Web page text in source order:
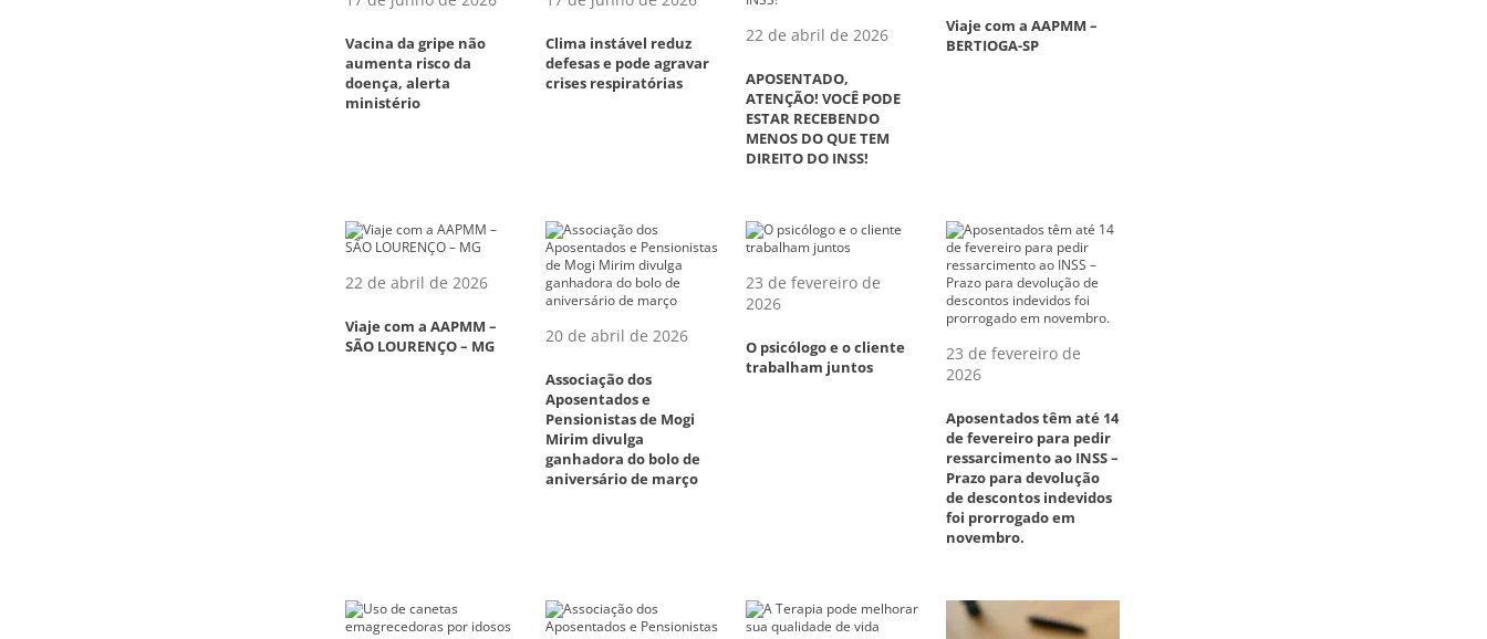
Vacina da gripe não
aumenta risco da
doença, alerta
ministério
Clima instável reduz
defesas e pode agravar
crises respiratórias
22 de abril de 2026
APOSENTADO,
ATENÇÃO! VOCÊ PODE
ESTAR RECEBENDO
MENOS DO QUE TEM
DIREITO DO INSS!
Viaje com a AAPMM –
BERTIOGA-SP
22 de abril de 2026
Viaje com a AAPMM –
SÃO LOURENÇO – MG
20 de abril de 2026
Associação dos
Aposentados e
Pensionistas de Mogi
Mirim divulga
ganhadora do bolo de
aniversário de março
23 de fevereiro de
2026
O psicólogo e o cliente
trabalham juntos
23 de fevereiro de
2026
Aposentados têm até 14
de fevereiro para pedir
ressarcimento ao INSS –
Prazo para devolução
de descontos indevidos
foi prorrogado em
novembro.